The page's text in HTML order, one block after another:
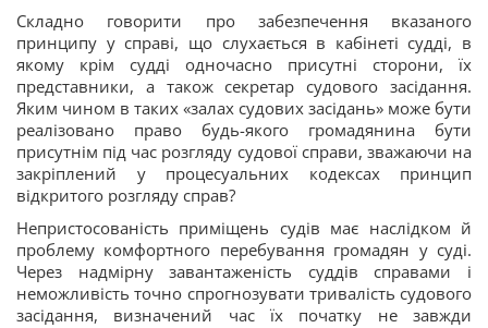
Складно говорити про забезпечення вказаного
принципу у справі, що слухається в кабінеті судді, в
якому крім судді одночасно присутні сторони, їх
представники, а також секретар судового засідання.
Яким чином в таких «залах судових засідань» може бути
реалізовано право будь-якого громадянина бути
присутнім під час розгляду судової справи, зважаючи на
закріплений у процесуальних кодексах принцип
відкритого розгляду справ?
Непристосованість приміщень судів має наслідком й
проблему комфортного перебування громадян у суді.
Через надмірну завантаженість суддів справами і
неможливість точно спрогнозувати тривалість судового
засідання, визначений час їх початку не завжди